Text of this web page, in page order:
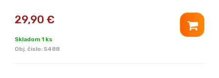
29,90 €
Skladom 1 ks
Obj. čislo: 5488